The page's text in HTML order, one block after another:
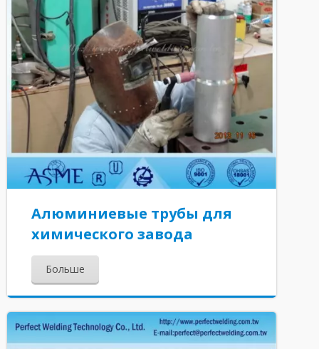
Алюминиевые трубы для
химического завода
Больше